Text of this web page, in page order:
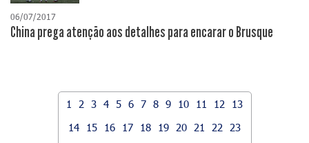
06/07/2017
China prega atenção aos detalhes para encarar o Brusque
1 2 3 4 5 6 7 8 9 10 11 12
13
14
15 16 17 18 19 20 21 22
23